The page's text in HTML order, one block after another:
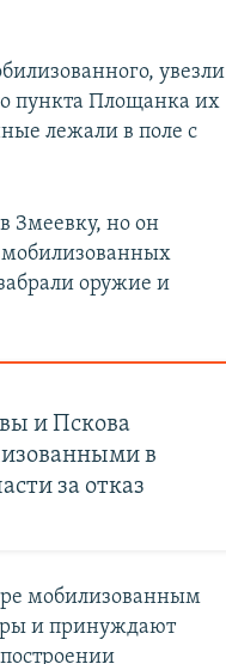
увезли
пункта Площанка их
лежали в поле с
Змеевку, но он
мобилизованных
оружие и
и Пскова
в
за отказ
мобилизованным
и принуждают